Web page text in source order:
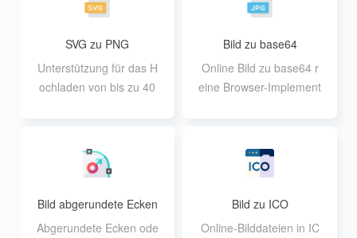
SVG zu PNG
Unterstützung für das H
ochladen von bis zu 40
en
Bild zu base64
Online Bild zu base64 r
eine Browser-Implement
Bild abgerundete Ecken
Abgerundete Ecken ode
Bild zu ICO
Online-Bilddateien in IC